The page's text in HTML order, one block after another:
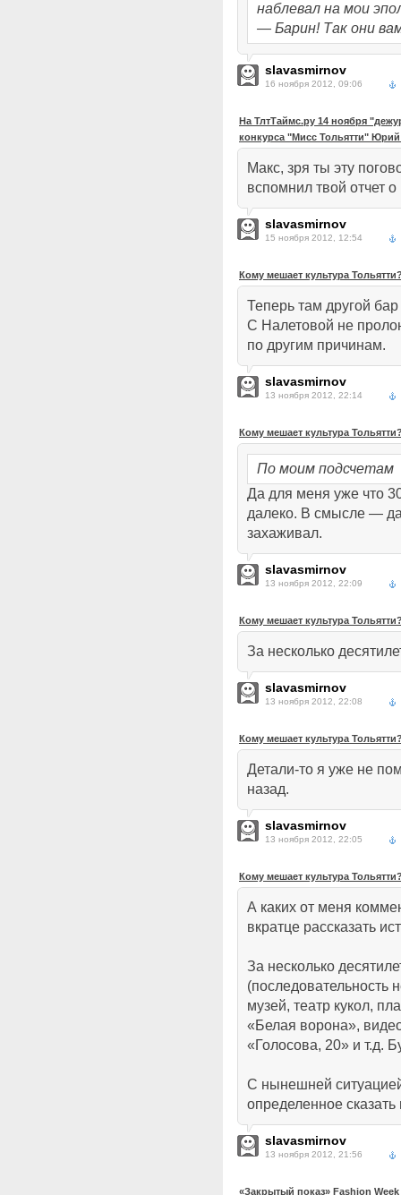
наблевал на мои
— Барин! Так они
slavasmirnov
16 ноября 2012, 09:06
На ТлтТаймс.ру 14 ноября
конкурса "Мисс Тольятти"
Макс, зря ты эту
вспомнил твой отчет
slavasmirnov
15 ноября 2012, 12:54
Кому мешает культура
Теперь там другой бар
С Налетовой не
по другим причинам.
slavasmirnov
13 ноября 2012, 22:14
Кому мешает культура
По моим подсчетам
Да для меня уже что
далеко. В смысле —
захаживал.
slavasmirnov
13 ноября 2012, 22:09
Кому мешает культура
За несколько
slavasmirnov
13 ноября 2012, 22:08
Кому мешает культура
Детали-то я уже не
назад.
slavasmirnov
13 ноября 2012, 22:05
Кому мешает культура
А каких от меня
вкратце рассказать
За несколько
(последовательность
музей, театр кукол,
«Белая ворона»,
«Голосова, 20» и т.д.
С нынешней
определенное сказать
slavasmirnov
13 ноября 2012, 21:56
«Закрытый показ» Fashion